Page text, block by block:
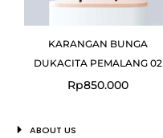
KARANGAN BUNGA
DUKACITA PEMALANG 02
Rp850.000
ABOUT US